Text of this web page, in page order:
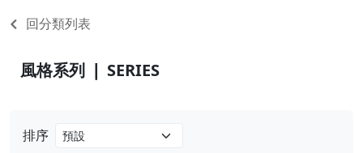
回分類列表
排序
風格系列 ❘ SERIES